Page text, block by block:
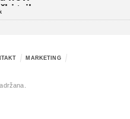
triler
MARKETING